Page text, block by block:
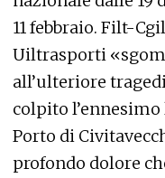
11 febbraio. Filt-
Uiltrasporti
all’ulteriore
colpito
Porto di
profondo dolore